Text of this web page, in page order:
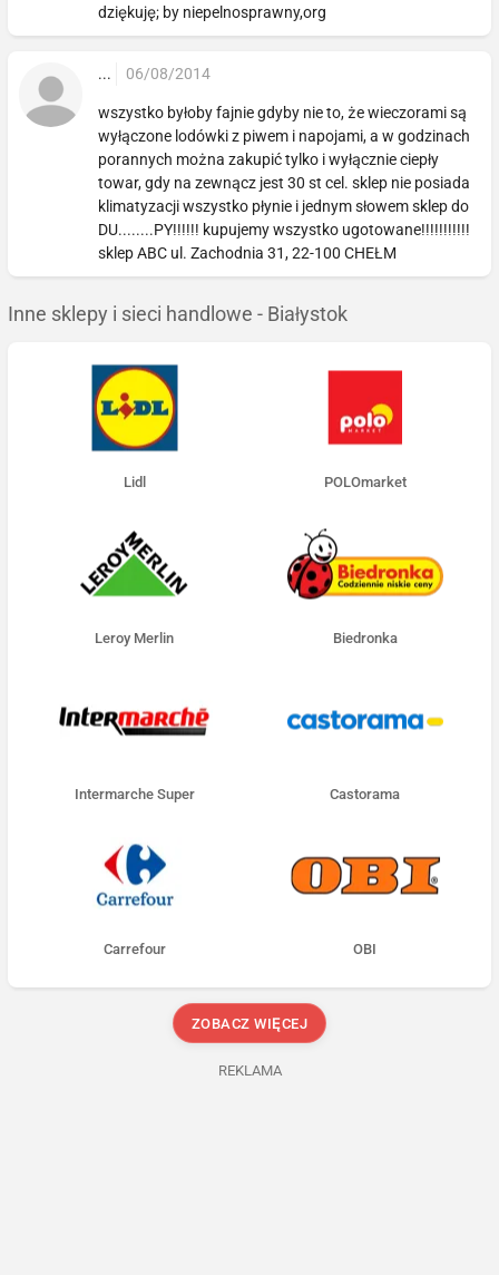
dziękuję; by niepelnosprawny,org
... 06/08/2014
wszystko byłoby fajnie gdyby nie to, że wieczorami są
wyłączone lodówki z piwem i napojami, a w godzinach
porannych można zakupić tylko i wyłącznie ciepły
towar, gdy na zewnącz jest 30 st cel. sklep nie posiada
klimatyzacji wszystko płynie i jednym słowem sklep do
DU........PY!!!!!! kupujemy wszystko ugotowane!!!!!!!!!!!
sklep ABC ul. Zachodnia 31, 22-100 CHEŁM
Inne sklepy i sieci handlowe - Białystok
Lidl POLOmarket
Leroy Merlin Biedronka
Intermarche Super Castorama
Carrefour OBI
ZOBACZ WIĘCEJ
REKLAMA